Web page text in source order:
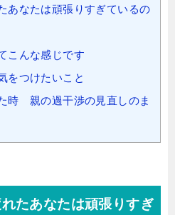
あなたは頑張りすぎているの
こんな感じです
をつけたいこと
時 親の過干渉の見直しのま
たあなたは頑張りすぎ